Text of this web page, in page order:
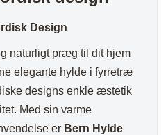
Design
naturligt præg til dit hjem
elegante hylde i fyrretræ
designs enkle æstetik
Med sin varme
er Bern Hylde